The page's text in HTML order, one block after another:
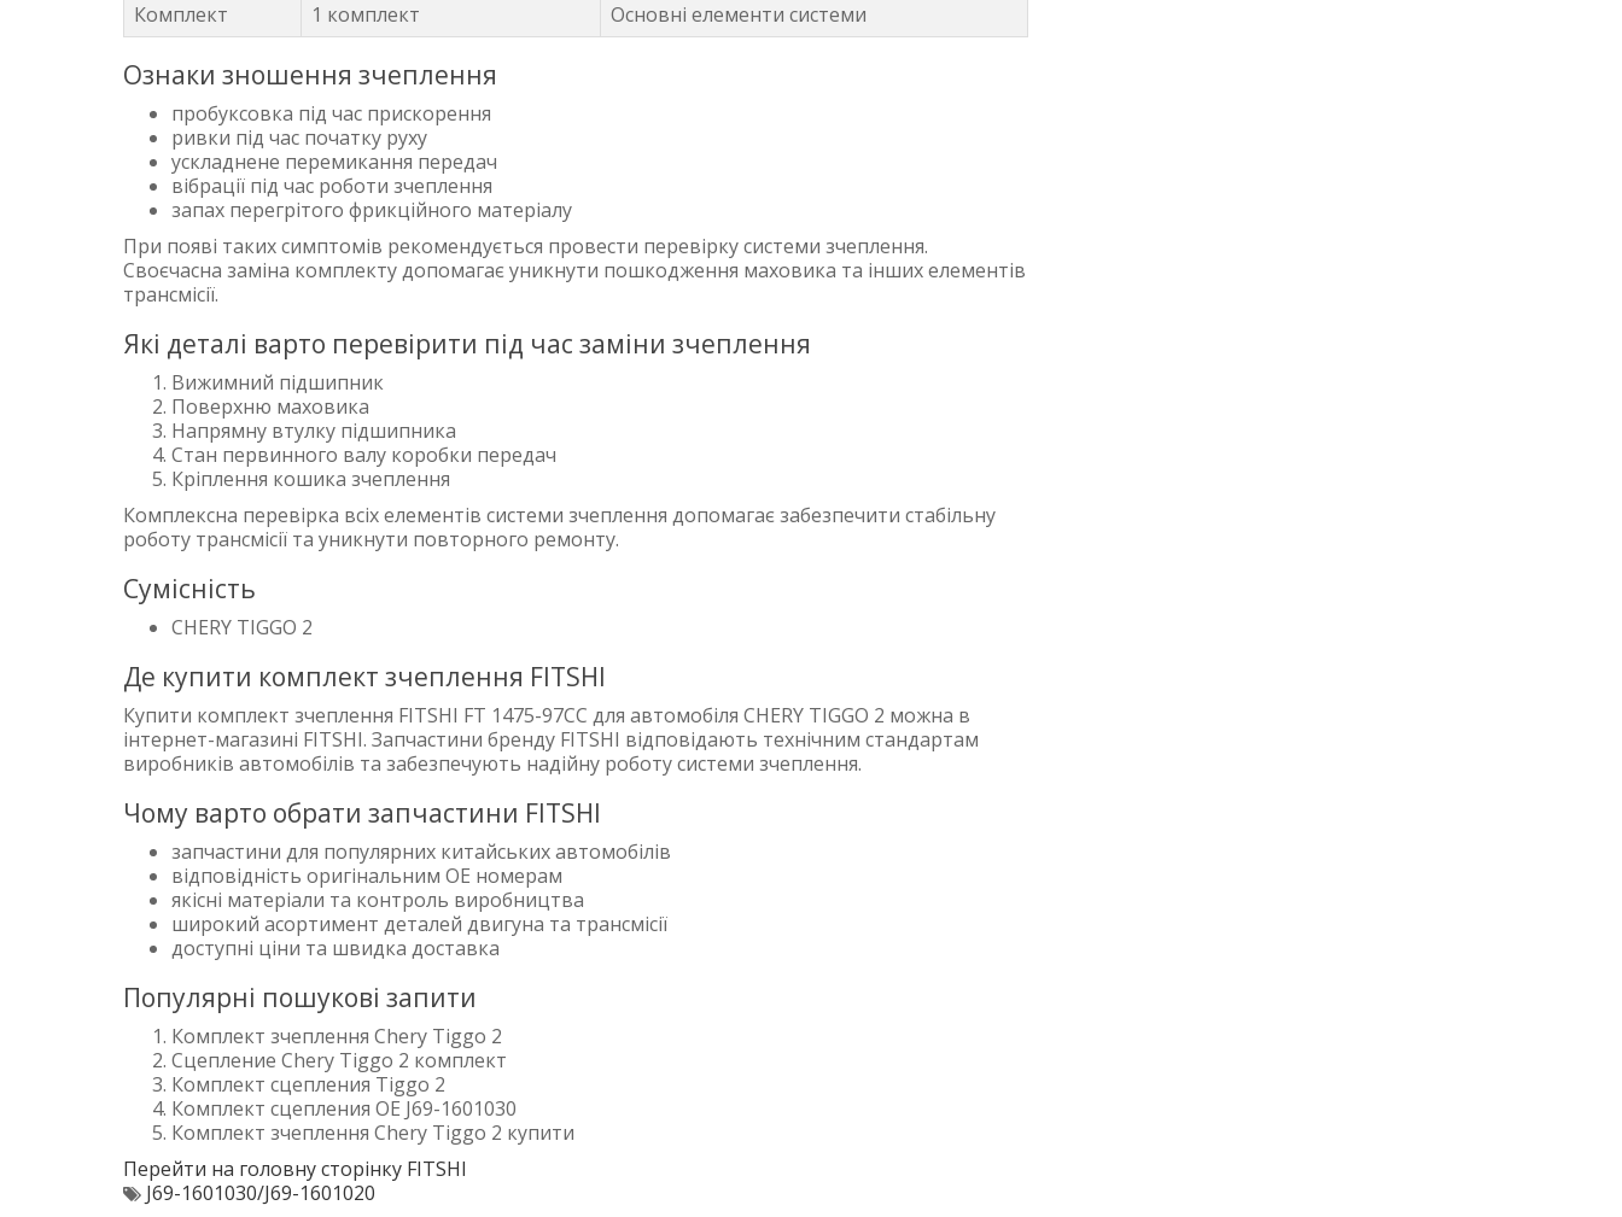
Комплект
1 комплект Основні елементи системи
Ознаки зношення зчеплення
пробуксовка під час прискорення
ривки під час початку руху
ускладнене перемикання передач
вібрації під час роботи зчеплення
запах перегрітого фрикційного матеріалу
При появі таких симптомів рекомендується провести перевірку системи зчеплення.
Своєчасна заміна комплекту допомагає уникнути пошкодження маховика та інших елементів
трансмісії.
Які деталі варто перевірити під час заміни зчеплення
Вижимний підшипник
Поверхню маховика
Напрямну втулку підшипника
Стан первинного валу коробки передач
Кріплення кошика зчеплення
Комплексна перевірка всіх елементів системи зчеплення допомагає забезпечити стабільну
роботу трансмісії та уникнути повторного ремонту.
Сумісність
CHERY TIGGO 2
Де купити комплект зчеплення FITSHI
Купити комплект зчеплення FITSHI FT 1475-97CC для автомобіля CHERY TIGGO 2 можна в
інтернет-магазині FITSHI. Запчастини бренду FITSHI відповідають технічним стандартам
виробників автомобілів та забезпечують надійну роботу системи зчеплення.
Чому варто обрати запчастини FITSHI
запчастини для популярних китайських автомобілів
відповідність оригінальним OE номерам
якісні матеріали та контроль виробництва
широкий асортимент деталей двигуна та трансмісії
доступні ціни та швидка доставка
Популярні пошукові запити
Комплект зчеплення Chery Tiggo 2
Сцепление Chery Tiggo 2 комплект
Комплект сцепления Tiggo 2
Комплект сцепления OE J69-1601030
Комплект зчеплення Chery Tiggo 2 купити
Перейти на головну сторінку FITSHI
J69-1601030/J69-1601020